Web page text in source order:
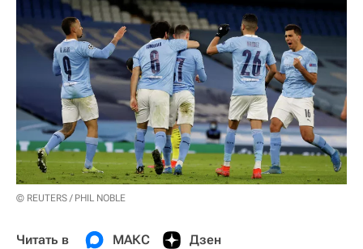
© REUTERS / PHIL NOBLE
Читать в МАКС Дзен